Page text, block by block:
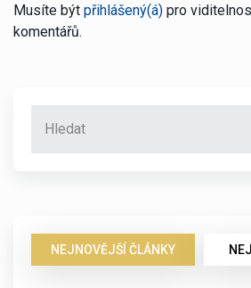
Musíte být přihlášený(á) pro
komentářů.
NEJNOVĚJŠÍ ČLÁNKY